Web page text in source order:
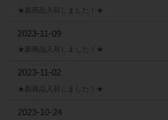
★新商品入荷しました！★
2023-11-09
★新商品入荷しました！★
2023-11-02
★新商品入荷しました！★
2023-10-24